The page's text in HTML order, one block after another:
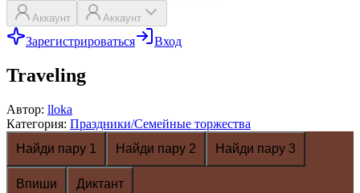
Аккаунт Аккаунт
Зарегистрироваться Вход
Traveling
Автор: lloka
Категория: Праздники/Семейные торжества
Найди пару 1
Найди пару 2 Найди пару 3
Впиши Диктант